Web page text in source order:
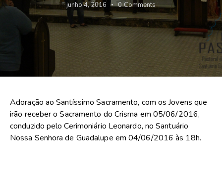
junho 4, 2016 0 Comments
Adoração ao Santíssimo Sacramento, com os Jovens que
irão receber o Sacramento do Crisma em 05/06/2016,
conduzido pelo Cerimoniário Leonardo, no Santuário
Nossa Senhora de Guadalupe em 04/06/2016 às 18h.